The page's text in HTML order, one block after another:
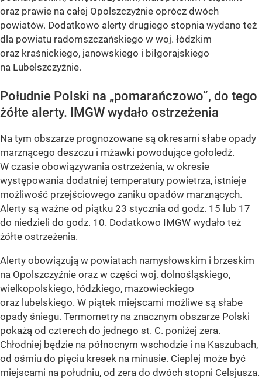
oraz prawie na całej Opolszczyźnie oprócz dwóch
powiatów. Dodatkowo alerty drugiego stopnia wydano też
dla powiatu radomszczańskiego w woj. łódzkim
oraz kraśnickiego, janowskiego i biłgorajskiego
na Lubelszczyźnie.
Południe Polski na „pomarańczowo”, do tego
żółte alerty. IMGW wydało ostrzeżenia
Na tym obszarze prognozowane są okresami słabe opady
marznącego deszczu i mżawki powodujące gołoledź.
W czasie obowiązywania ostrzeżenia, w okresie
występowania dodatniej temperatury powietrza, istnieje
możliwość przejściowego zaniku opadów marznących.
Alerty są ważne od piątku 23 stycznia od godz. 15 lub 17
do niedzieli do godz. 10. Dodatkowo IMGW wydało też
żółte ostrzeżenia.
Alerty obowiązują w powiatach namysłowskim i brzeskim
na Opolszczyźnie oraz w części woj. dolnośląskiego,
wielkopolskiego, łódzkiego, mazowieckiego
oraz lubelskiego. W piątek miejscami możliwe są słabe
opady śniegu. Termometry na znacznym obszarze Polski
pokażą od czterech do jednego st. C. poniżej zera.
Chłodniej będzie na północnym wschodzie i na Kaszubach,
od ośmiu do pięciu kresek na minusie. Cieplej może być
miejscami na południu, od zera do dwóch stopni Celsjusza.